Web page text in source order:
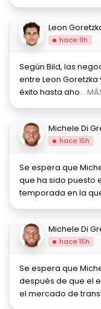
Leon
hace 9h
Según Bild, las
entre Leon
éxito hasta aho...
Michele Di
hace 15h
Se espera que
que ha sido puesto
temporada en la
Michele Di
hace 15h
Se espera que
después de que el
el mercado de